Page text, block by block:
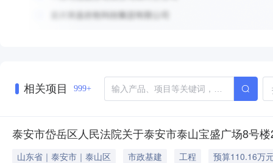
相关项目 999+
泰安市岱岳区人民法院关于泰安市泰山宝盛广场8号
山东省｜泰安市｜泰山区 市政基建 工程
预算110.16万